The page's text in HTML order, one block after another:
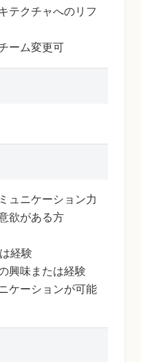
テクチャへのリフ
ーム変更可
ュニケーション力
欲がある方
経験
興味または経験
ケーションが可能